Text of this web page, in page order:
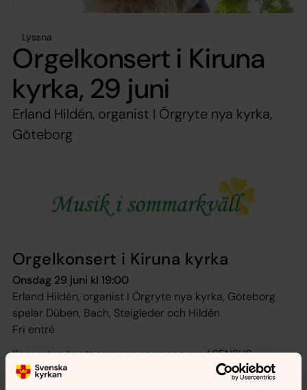
Lyssna
Orgelkonsert i Kiruna
kyrka, 29 juni
Erland Hildén, organist I Örgryte nya kyrka,
Göteborg
Orgelkonsert i Kiruna kyrka
Onsdag 29 juni kl 19:00
Erland Hildén, organist I Örgryte nya kyrka, Göteborg
spelar Düben, Bach, Steigleder och Hildén
Fri entré
Konserten är ett samarrangemang med SENSUS